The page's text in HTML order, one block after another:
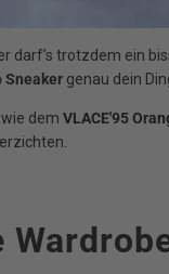
darf’s trotzdem ein
Sneaker genau dein
dem VLACE'95